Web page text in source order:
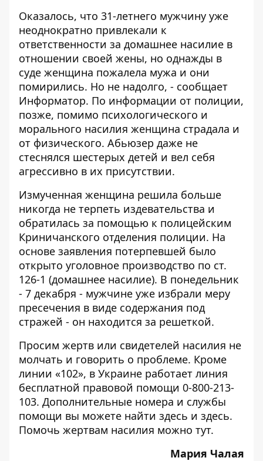
Оказалось, что 31-летнего мужчину уже
неоднократно привлекали к
ответственности за домашнее насилие в
отношении своей жены, но однажды в
суде женщина пожалела мужа и они
помирились. Но не надолго, - сообщает
Информатор. По информации от полиции,
позже, помимо психологического и
морального насилия женщина страдала и
от физического. Абьюзер даже не
стеснялся шестерых детей и вел себя
агрессивно в их присутствии.
Измученная женщина решила больше
никогда не терпеть издевательства и
обратилась за помощью к полицейским
Криничанского отделения полиции. На
основе заявления потерпевшей было
открыто уголовное производство по ст.
126-1 (домашнее насилие). В понедельник
- 7 декабря - мужчине уже избрали меру
пресечения в виде содержания под
стражей - он находится за решеткой.
Просим жертв или свидетелей насилия не
молчать и говорить о проблеме. Кроме
линии «102», в Украине работает линия
бесплатной правовой помощи 0-800-213-
103. Дополнительные номера и службы
помощи вы можете найти здесь и здесь.
Помочь жертвам насилия можно тут.
Мария Чалая